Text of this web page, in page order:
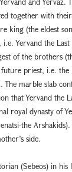
together with
king (the eldest
Yervand the Last
of the brothers
priest, i.e. the
The marble slab
that Yervand the
royal dynasty of
the Arshakids).
side.
(Sebeos) in his